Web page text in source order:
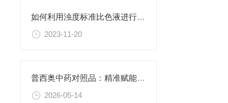
如何利用浊度标准比色液进行水体生态系统的研究？
2023-11-20
普西奥中药对照品：精准赋能现代中药质量控质
2026-05-14